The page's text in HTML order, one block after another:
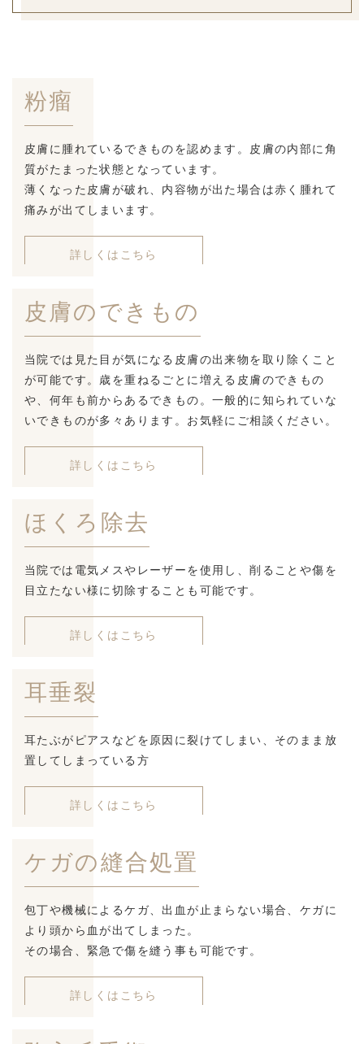
粉瘤
皮膚に腫れているできものを認めます。皮膚の内部に角
質がたまった状態となっています。
薄くなった皮膚が破れ、内容物が出た場合は赤く腫れて
痛みが出てしまいます。
詳しくはこちら
皮膚のできもの
当院では見た目が気になる皮膚の出来物を取り除くこと
が可能です。歳を重ねるごとに増える皮膚のできもの
や、何年も前からあるできもの。一般的に知られていな
いできものが多々あります。お気軽にご相談ください。
詳しくはこちら
ほくろ除去
当院では電気メスやレーザーを使用し、削ることや傷を
目立たない様に切除することも可能です。
詳しくはこちら
耳垂裂
耳たぶがピアスなどを原因に裂けてしまい、 そのまま放
置してしまっている方
詳しくはこちら
ケガの縫合処置
包丁や機械によるケガ、出血が止まらない場合、ケガに
より頭から血が出てしまった。
その場合、緊急で傷を縫う事も可能です。
詳しくはこちら